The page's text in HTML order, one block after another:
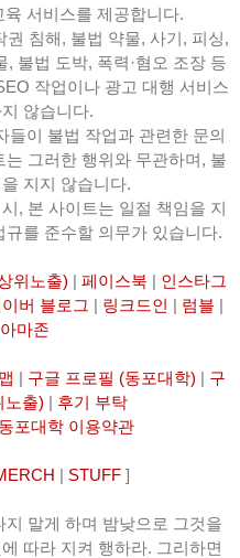
서비스를 제공합니다.
침해, 불법 약물, 사기, 피싱,
, 불법 도박, 폭력·혐오 조장 등
작업이나 광고 대행 서비스
않습니다.
들이 불법 작업과 관련한 문의
그러한 행위와 무관하며, 불
지지 않습니다.
, 본 사이트는 일절 책임을 지
를 준수할 의무가 있습니다.
위노출) | 페이스북 | 인스타그
버 블로그 | 링크드인 | 럼블 |
아마존
| 구글 프로필 (동포대학) | 구
노출) | 후기 부탁
동포대학 이용약관
| STUFF ]
말게 하며 밤낮으로 그것을
따라 지켜 행하라. 그리하면